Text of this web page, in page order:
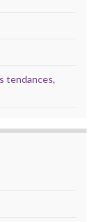
tendances,